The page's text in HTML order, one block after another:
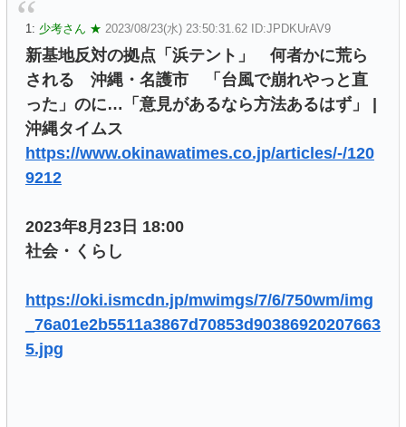
1: 少考さん ★ 2023/08/23(水) 23:50:31.62 ID:JPDKUrAV9
新基地反対の拠点「浜テント」 何者かに荒ら
される 沖縄・名護市 「台風で崩れやっと直
った」のに…「意見があるなら方法あるはず」 |
沖縄タイムス
https://www.okinawatimes.co.jp/articles/-/120
9212
2023年8月23日 18:00
社会・くらし
https://oki.ismcdn.jp/mwimgs/7/6/750wm/img
_76a01e2b5511a3867d70853d90386920207663
5.jpg